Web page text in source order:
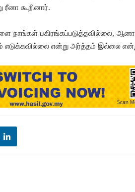
ரீனா கூறினார்.
நாங்கள் பகிரங்கப்படுத்தவில்லை,
எடுக்கவில்லை என்று அர்த்தம் இல்லை